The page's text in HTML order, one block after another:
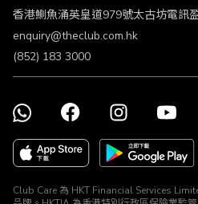
認可牌照及通告
香港鰂魚涌英皇道979號太古坊電訊
enquiry@theclub.com.hk
(852) 183 3000
Club Care 為 HKT Financial Services